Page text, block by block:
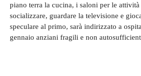
piano terra la cucina, i saloni per le
socializzare, guardare la televisione e
speculare al primo, sarà indirizzato a
gennaio anziani fragili e non